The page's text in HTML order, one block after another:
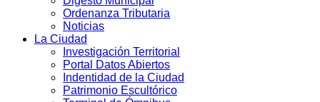
Ordenanza Tributaria
Noticias
La Ciudad
Investigación Territorial
Portal Datos Abiertos
Indentidad de la Ciudad
Patrimonio Escultórico